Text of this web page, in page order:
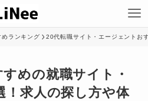
ランキング 20代転職サイト・エージェントお
めの就職サイト・
！求人の探し方や体